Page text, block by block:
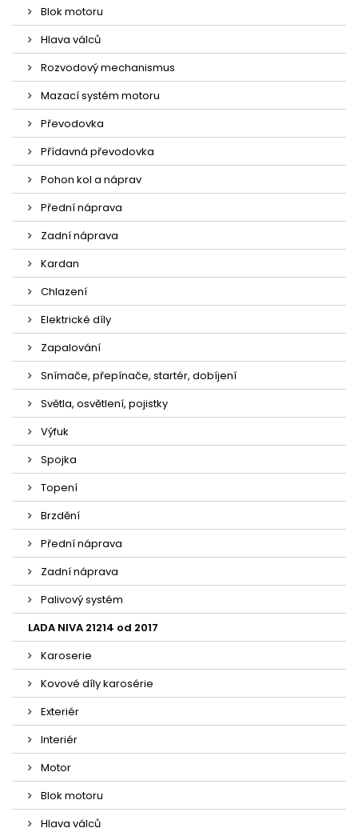
Blok motoru
Hlava válců
Rozvodový mechanismus
Mazací systém motoru
Převodovka
Přídavná převodovka
Pohon kol a náprav
Přední náprava
Zadní náprava
Kardan
Chlazení
Elektrické díly
Zapalování
Snímače, přepínače, startér, dobíjení
Světla, osvětlení, pojistky
Výfuk
Spojka
Topení
Brzdění
Přední náprava
Zadní náprava
Palivový systém
LADA NIVA 21214 od 2017
Karoserie
Kovové díly karosérie
Exteriér
Interiér
Motor
Blok motoru
Hlava válců